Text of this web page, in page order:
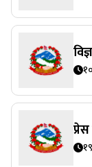
प्रेस